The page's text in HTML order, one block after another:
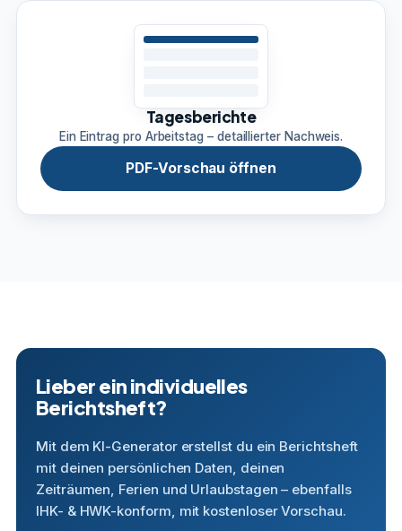
Tagesberichte
Ein Eintrag pro Arbeitstag – detaillierter Nachweis.
PDF-Vorschau öffnen
Lieber ein individuelles
Berichtsheft?
Mit dem KI-Generator erstellst du ein Berichtsheft
mit deinen persönlichen Daten, deinen
Zeiträumen, Ferien und Urlaubstagen – ebenfalls
IHK- & HWK-konform, mit kostenloser Vorschau.